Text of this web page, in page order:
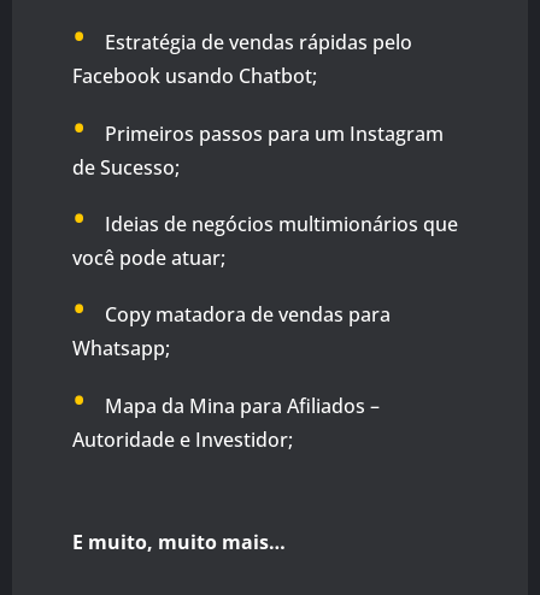
•
Estratégia de vendas rápidas pelo
Facebook usando Chatbot;
•
Primeiros passos para um Instagram
de Sucesso;
•
Ideias de negócios multimionários que
você pode atuar;
•
Copy matadora de vendas para
Whatsapp;
•
Mapa da Mina para Afiliados –
Autoridade e Investidor;
E muito, muito mais…